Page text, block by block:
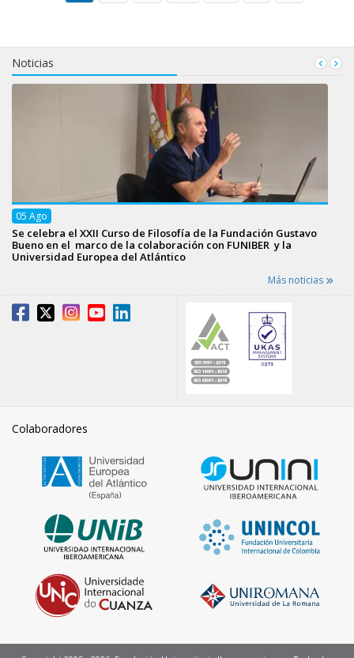
Noticias
05 Ago
Se celebra el XXII Curso de Filosofía de la Fundación Gustavo
Bueno en el marco de la colaboración con FUNIBER y la
Universidad Europea del Atlántico
Más noticias
Colaboradores